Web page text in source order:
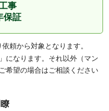
事
保証
頼から対象となります。
になります。それ以外（マン
希望の場合はご相談ください